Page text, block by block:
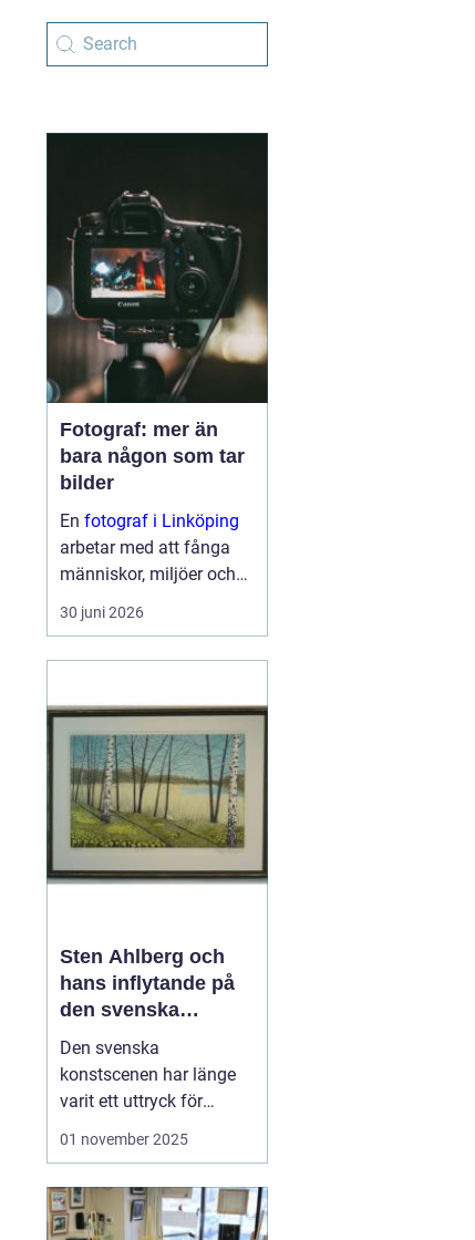
Fotograf: mer än
bara någon som tar
bilder
En fotograf i Linköping
arbetar med att fånga
människor, miljöer och
ögonblick på ett sätt
som väcker känslor och
30 juni 2026
Sten Ahlberg och
hans inflytande på
den svenska
konstscenen
Den svenska
konstscenen har länge
varit ett uttryck för
kreativitet och
inspirerats av både
internationella trender
01 november 2025